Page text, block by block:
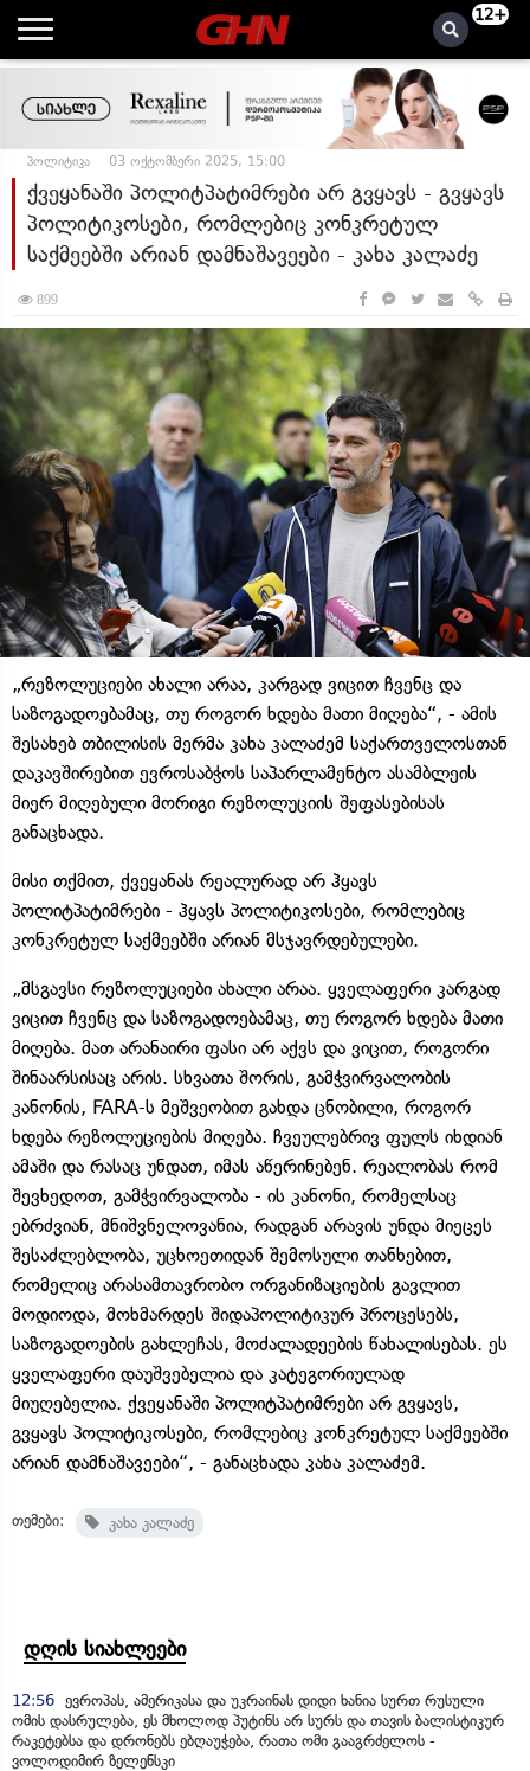
12+
პოლიტიკა 03 ოქტომბერი 2025, 15:00
ქვეყანაში პოლიტპატიმრები არ გვყავს - გვყავს
პოლიტიკოსები, რომლებიც კონკრეტულ
საქმეებში არიან დამნაშავეები - კახა კალაძე
899
„რეზოლუციები ახალი არაა, კარგად ვიცით ჩვენც და
საზოგადოებამაც, თუ როგორ ხდება მათი მიღება“, - ამის
შესახებ თბილისის მერმა კახა კალაძემ საქართველოსთან
დაკავშირებით ევროსაბჭოს საპარლამენტო ასამბლეის
მიერ მიღებული მორიგი რეზოლუციის შეფასებისას
განაცხადა.
მისი თქმით, ქვეყანას რეალურად არ ჰყავს
პოლიტპატიმრები - ჰყავს პოლიტიკოსები, რომლებიც
კონკრეტულ საქმეებში არიან მსჯავრდებულები.
„მსგავსი რეზოლუციები ახალი არაა. ყველაფერი კარგად
ვიცით ჩვენც და საზოგადოებამაც, თუ როგორ ხდება მათი
მიღება. მათ არანაირი ფასი არ აქვს და ვიცით, როგორი
შინაარსისაც არის. სხვათა შორის, გამჭვირვალობის
კანონის, FARA-ს მეშვეობით გახდა ცნობილი, როგორ
ხდება რეზოლუციების მიღება. ჩვეულებრივ ფულს იხდიან
ამაში და რასაც უნდათ, იმას აწერინებენ. რეალობას რომ
შევხედოთ, გამჭვირვალობა - ის კანონი, რომელსაც
ებრძვიან, მნიშვნელოვანია, რადგან არავის უნდა მიეცეს
შესაძლებლობა, უცხოეთიდან შემოსული თანხებით,
რომელიც არასამთავრობო ორგანიზაციების გავლით
მოდიოდა, მოხმარდეს შიდაპოლიტიკურ პროცესებს,
საზოგადოების გახლეჩას, მოძალადეების წახალისებას. ეს
ყველაფერი დაუშვებელია და კატეგორიულად
მიუღებელია. ქვეყანაში პოლიტპატიმრები არ გვყავს,
გვყავს პოლიტიკოსები, რომლებიც კონკრეტულ საქმეებში
არიან დამნაშავეები“, - განაცხადა კახა კალაძემ.
თემები: კახა კალაძე
დღის სიახლეები
12:56 ევროპას, ამერიკასა და უკრაინას დიდი ხანია სურთ რუსული
ომის დასრულება, ეს მხოლოდ პუტინს არ სურს და თავის ბალისტიკურ
რაკეტებსა და დრონებს ებღაუჭება, რათა ომი გააგრძელოს -
ვოლოდიმირ ზელენსკი